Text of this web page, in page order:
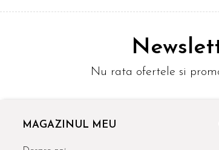
Nu rata ofertele si
MAGAZINUL MEU